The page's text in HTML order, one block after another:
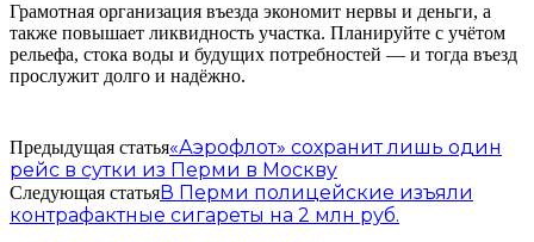
Грамотная организация въезда экономит нервы и деньги, а
также повышает ликвидность участка. Планируйте с учётом
рельефа, стока воды и будущих потребностей — и тогда въезд
прослужит долго и надёжно.
Предыдущая статья«Аэрофлот» сохранит лишь один
рейс в сутки из Перми в Москву
Следующая статьяВ Перми полицейские изъяли
контрафактные сигареты на 2 млн руб.